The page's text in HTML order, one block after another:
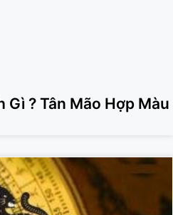
Gì ? Tân Mão Hợp Màu